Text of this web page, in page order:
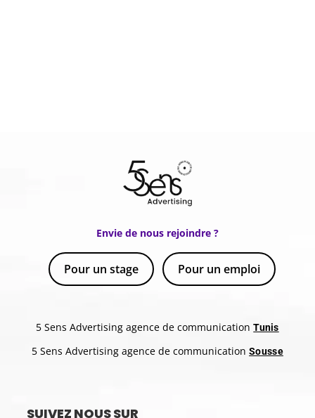
Envie de nous rejoindre ?
Pour un stage Pour un emploi
5 Sens Advertising agence de communicationTunis
5 Sens Advertising agence de communicationSousse
SUIVEZ NOUS SUR